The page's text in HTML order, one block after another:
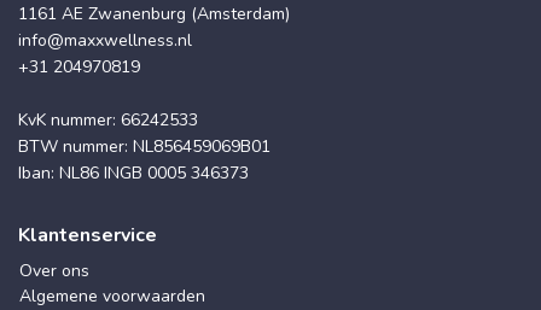
1161 AE Zwanenburg (Amsterdam)
info@maxxwellness.nl
+31 204970819
KvK nummer: 66242533
BTW nummer: NL856459069B01
Iban: NL86 INGB 0005 346373
Klantenservice
Over ons
Algemene voorwaarden